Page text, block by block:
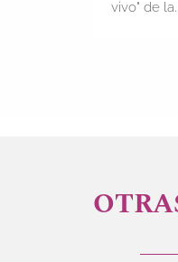
vivo" de